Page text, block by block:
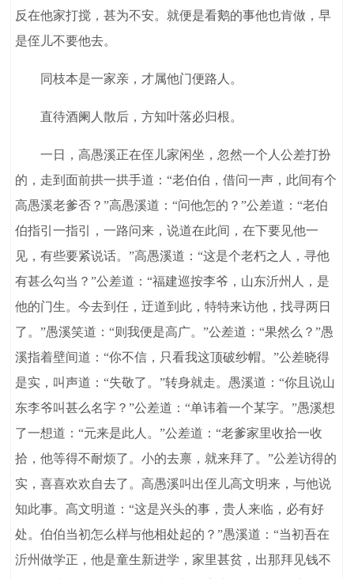
反在他家打搅，甚为不安。就便是看鹅的事他也肯做，早
是侄儿不要他去。
同枝本是一家亲，才属他门便路人。
直待酒阑人散后，方知叶落必归根。
一日，高愚溪正在侄儿家闲坐，忽然一个人公差打扮
的，走到面前拱一拱手道：“老伯伯，借问一声，此间有个
高愚溪老爹否？”高愚溪道：“问他怎的？”公差道：“老伯
伯指引一指引，一路问来，说道在此间，在下要见他一
见，有些要紧说话。”高愚溪道：“这是个老朽之人，寻他
有甚么勾当？”公差道：“福建巡按李爷，山东沂州人，是
他的门生。今去到任，迂道到此，特特来访他，找寻两日
了。”愚溪笑道：“则我便是高广。”公差道：“果然么？”愚
溪指着壁间道：“你不信，只看我这顶破纱帽。”公差晓得
是实，叫声道：“失敬了。”转身就走。愚溪道：“你且说山
东李爷叫甚么名字？”公差道：“单讳着一个某字。”愚溪想
了一想道：“元来是此人。”公差道：“老爹家里收拾一收
拾，他等得不耐烦了。小的去禀，就来拜了。”公差访得的
实，喜喜欢欢自去了。高愚溪叫出侄儿高文明来，与他说
知此事。高文明道：“这是兴头的事，贵人来临，必有好
处。伯伯当初怎么样与他相处起的？”愚溪道：“当初吾在
沂州做学正，他是童生新进学，家里甚贫，出那拜见钱不